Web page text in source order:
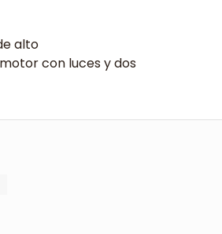
alto
con luces y dos